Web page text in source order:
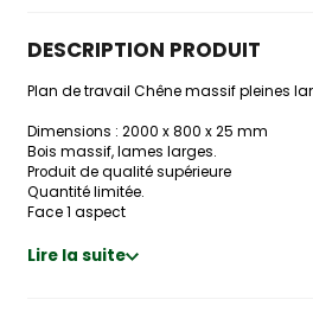
DESCRIPTION PRODUIT
Plan de travail Chêne massif pleines
Dimensions : 2000 x 800 x 25 mm
Bois massif, lames larges.
Produit de qualité supérieure
Quantité limitée.
Face 1 aspect
Lire la suite